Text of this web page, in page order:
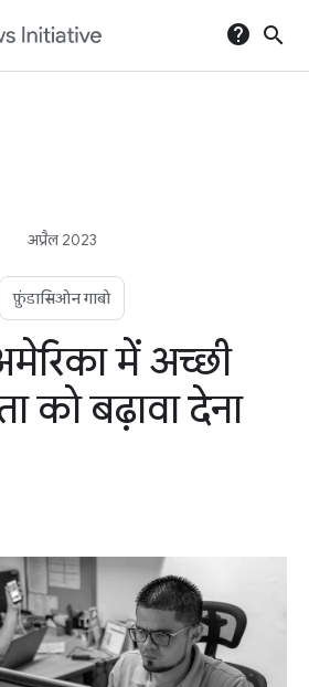
help search
अप्रैल 2023
फ़ुंडासिओन गाबो
में अच्छी
को बढ़ावा देना